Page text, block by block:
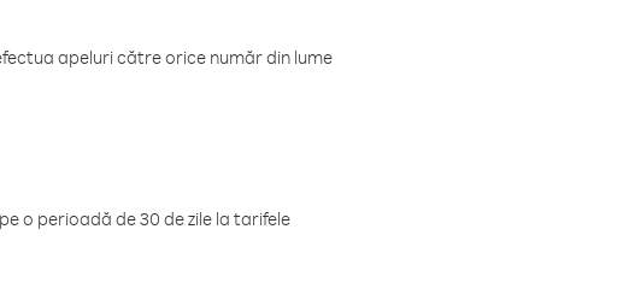
apeluri către orice număr din lume
o perioadă de 30 de zile la tarifele